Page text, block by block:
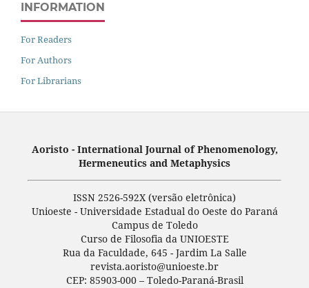
INFORMATION
For Readers
For Authors
For Librarians
Aoristo - International Journal of Phenomenology,
Hermeneutics and Metaphysics
ISSN 2526-592X (versão eletrônica)
Unioeste - Universidade Estadual do Oeste do Paraná
Campus de Toledo
Curso de Filosofia da UNIOESTE
Rua da Faculdade, 645 - Jardim La Salle
revista.aoristo@unioeste.br
CEP: 85903-000 – Toledo-Paraná-Brasil